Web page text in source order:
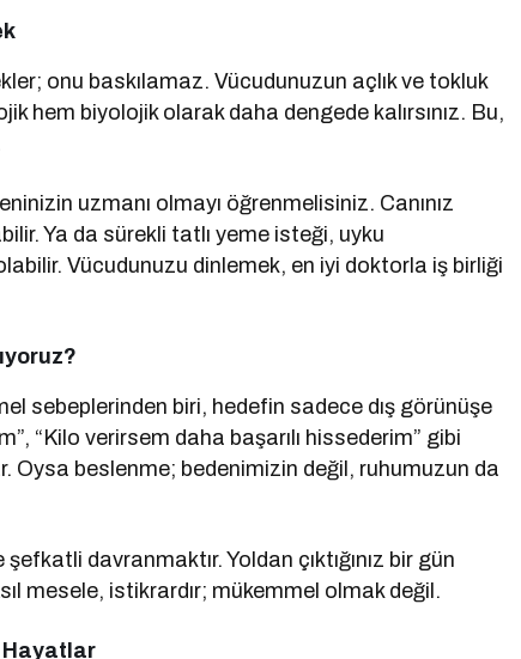
onu baskılamaz. Vücudunuzun açlık ve tokluk
hem biyolojik olarak daha dengede kalırsınız. Bu,
uzmanı olmayı öğrenmelisiniz. Canınız
Ya da sürekli tatlı yeme isteği, uyku
Vücudunuzu dinlemek, en iyi doktorla iş birliği
sebeplerinden biri, hedefin sadece dış görünüşe
“Kilo verirsem daha başarılı hissederim” gibi
Oysa beslenme; bedenimizin değil, ruhumuzun da
davranmaktır. Yoldan çıktığınız bir gün
mesele, istikrardır; mükemmel olmak değil.
Hayatlar